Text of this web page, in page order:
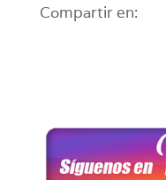
Compartir en: